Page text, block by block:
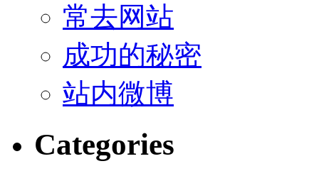
常去网站
成功的秘密
站内微博
Categories